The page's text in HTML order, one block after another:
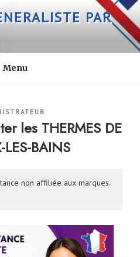
PAR
Menu
les THERMES DE
LES-BAINS
non affiliée aux marques.